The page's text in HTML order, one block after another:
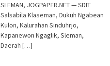
SLEMAN, JOGPAPER.NET — SDIT
Salsabila Klaseman, Dukuh Ngabean
Kulon, Kalurahan Sinduhrjo,
Kapanewon Ngaglik, Sleman,
Daerah […]